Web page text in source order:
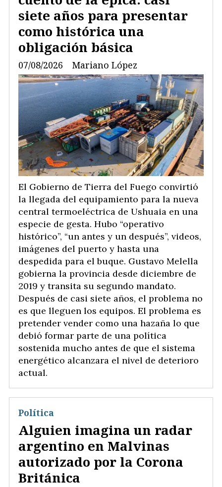
siete años para presentar
como histórica una
obligación básica
Mariano López
07/08/2026
El Gobierno de Tierra del Fuego convirtió
la llegada del equipamiento para la nueva
central termoeléctrica de Ushuaia en una
especie de gesta. Hubo “operativo
histórico”, “un antes y un después”, videos,
imágenes del puerto y hasta una
despedida para el buque. Gustavo Melella
gobierna la provincia desde diciembre de
2019 y transita su segundo mandato.
Después de casi siete años, el problema no
es que lleguen los equipos. El problema es
pretender vender como una hazaña lo que
debió formar parte de una política
sostenida mucho antes de que el sistema
energético alcanzara el nivel de deterioro
actual.
Alguien imagina un radar
argentino en Malvinas
autorizado por la Corona
Británica
Política